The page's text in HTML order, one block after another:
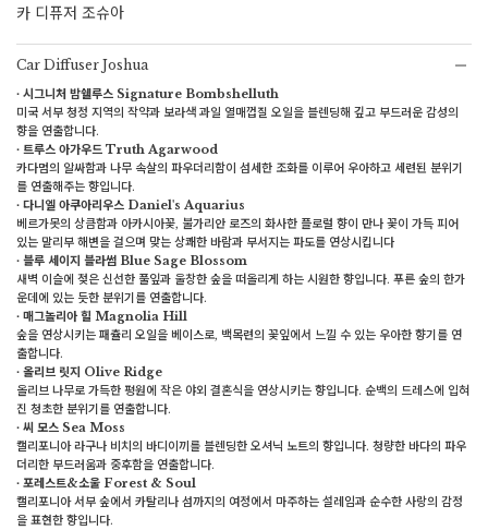
카 디퓨저 조슈아
Car Diffuser Joshua
∙ 시그니처 밤쉘루스 Signature Bombshelluth
미국 서부 청정 지역의 작약과 보라색 과일 열매껍질 오일을 블렌딩해 깊고 부드러운 감성의
향을 연출합니다.
∙ 트루스 아가우드 Truth Agarwood
카다멈의 알싸함과 나무 속살의 파우더리함이 섬세한 조화를 이루어 우아하고 세련된 분위기
를 연출해주는 향입니다.
∙ 다니엘 아쿠아리우스 Daniel's Aquarius
베르가못의 상큼함과 아카시아꽃, 불가리안 로즈의 화사한 플로럴 향이 만나 꽃이 가득 피어
있는 말리부 해변을 걸으며 맞는 상쾌한 바람과 부서지는 파도를 연상시킵니다
∙ 블루 세이지 블라썸 Blue Sage Blossom
새벽 이슬에 젖은 신선한 풀잎과 울창한 숲을 떠올리게 하는 시원한 향입니다. 푸른 숲의 한가
운데에 있는 듯한 분위기를 연출합니다.
∙ 매그놀리아 힐 Magnolia Hill
숲을 연상시키는 패츌리 오일을 베이스로, 백목련의 꽃잎에서 느낄 수 있는 우아한 향기를 연
출합니다.
∙ 올리브 릿지 Olive Ridge
올리브 나무로 가득한 평원에 작은 야외 결혼식을 연상시키는 향입니다. 순백의 드레스에 입혀
진 청초한 분위기를 연출합니다.
∙ 씨 모스 Sea Moss
캘리포니아 라구나 비치의 바디이끼를 블렌딩한 오셔닉 노트의 향입니다. 청량한 바다의 파우
더리한 부드러움과 중후함을 연출합니다.
∙ 포레스트&소울 Forest & Soul
캘리포니아 서부 숲에서 카탈리나 섬까지의 여정에서 마주하는 설레임과 순수한 사랑의 감정
을 표현한 향입니다.